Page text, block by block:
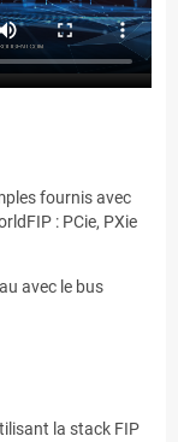
fournis avec
: PCie, PXie
avec le bus
la stack FIP